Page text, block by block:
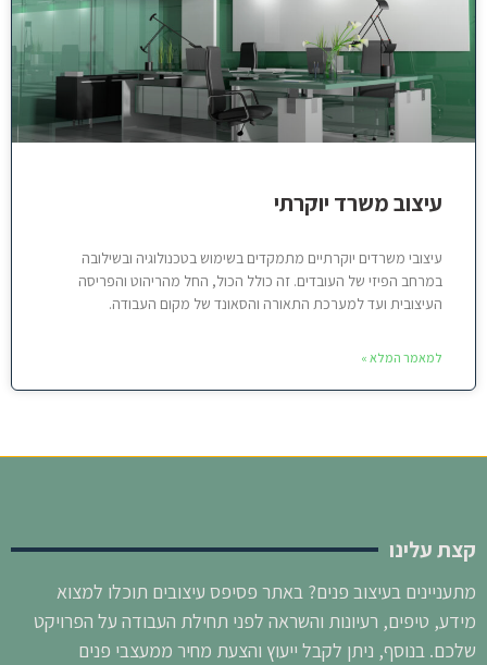
עיצוב משרד יוקרתי
עיצובי משרדים יוקרתיים מתמקדים בשימוש בטכנולוגיה ובשילובה
במרחב הפיזי של העובדים. זה כולל הכול, החל מהריהוט והפריסה
העיצובית ועד למערכת התאורה והסאונד של מקום העבודה.
למאמר המלא »
קצת עלינו
מתעניינים בעיצוב פנים? באתר פסיפס עיצובים תוכלו למצוא
מידע, טיפים, רעיונות והשראה לפני תחילת העבודה על הפרויקט
שלכם. בנוסף, ניתן לקבל ייעוץ והצעת מחיר ממעצבי פנים